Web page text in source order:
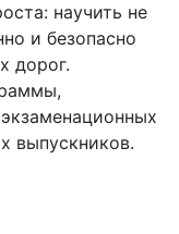
научить не
и безопасно
дорог.
выпускников.